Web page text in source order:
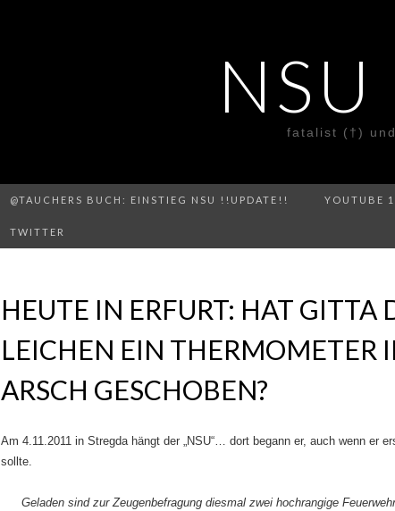
NSU
fatalist (†)
@TAUCHERS BUCH: EINSTIEG NSU !!UPDATE!! YOUTUBE 1
TWITTER
HEUTE IN ERFURT: HAT GITTA
LEICHEN EIN THERMOMETER
ARSCH GESCHOBEN?
Am 4.11.2011 in Stregda hängt der „NSU“… dort begann er, auch wenn er
sollte.
Geladen sind zur Zeugenbefragung diesmal zwei hochrangige